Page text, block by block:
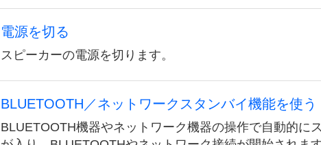
電源を切る
スピーカーの電源を切ります。
BLUETOOTH／ネットワークスタンバイ機能を使う
BLUETOOTH機器やネットワーク機器の操作で自動的に